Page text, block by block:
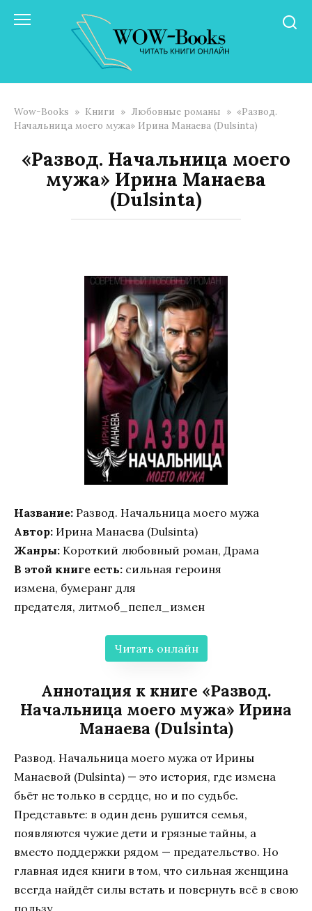
Wow-Books » Книги » Любовные романы » «Развод.
Начальница моего мужа» Ирина Манаева (Dulsinta)
«Развод. Начальница моего
мужа» Ирина Манаева
(Dulsinta)
Название: Развод. Начальница моего мужа
Автор: Ирина Манаева (Dulsinta)
Жанры: Короткий любовный роман, Драма
В этой книге есть: сильная героиня
измена, бумеранг для
предателя, литмоб_пепел_измен
Читать онлайн
Аннотация к книге «Развод.
Начальница моего мужа» Ирина
Манаева (Dulsinta)
Развод. Начальница моего мужа от Ирины
Манаевой (Dulsinta) — это история, где измена
бьёт не только в сердце, но и по судьбе.
Представьте: в один день рушится семья,
появляются чужие дети и грязные тайны, а
вместо поддержки рядом — предательство. Но
главная идея книги в том, что сильная женщина
всегда найдёт силы встать и повернуть всё в свою
пользу.